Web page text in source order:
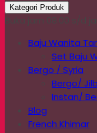
Kategori Produk
Buka jam 08.00 s/d
Baju Wanita
Set Baju
Bergo / Syria
Bergo/
Instan/
Blog
French Khimar